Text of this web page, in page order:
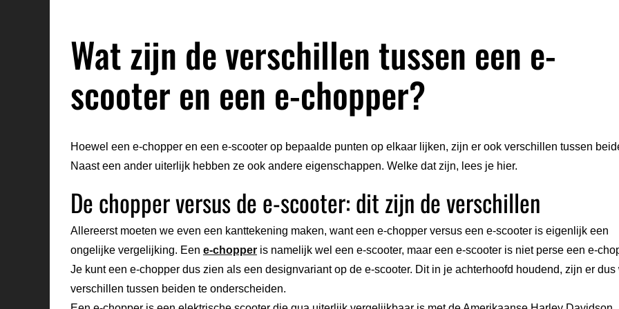
Wat zijn de verschillen tussen een e-
scooter en een e-chopper?
Hoewel een e-chopper en een e-scooter op bepaalde punten op elkaar lijken, zijn er ook verschillen tussen
Naast een ander uiterlijk hebben ze ook andere eigenschappen. Welke dat zijn, lees je hier.
De chopper versus de e-scooter: dit zijn de verschillen
Allereerst moeten we even een kanttekening maken, want een e-chopper versus een e-scooter is eigenlijk een
ongelijke vergelijking. Een e-chopperis namelijk wel een e-scooter, maar een e-scooter is niet perse een e-
Je kunt een e-chopper dus zien als een designvariant op de e-scooter. Dit in je achterhoofd houdend, zijn er dus
verschillen tussen beiden te onderscheiden.